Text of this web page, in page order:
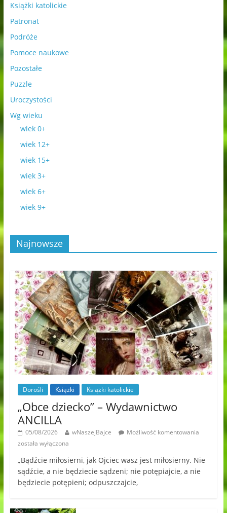
Książki katolickie
Patronat
Podróże
Pomoce naukowe
Pozostałe
Puzzle
Uroczystości
Wg wieku
wiek 0+
wiek 12+
wiek 15+
wiek 3+
wiek 6+
wiek 9+
Najnowsze
Dorośli Książki Książki katolickie
„Obce dziecko” – Wydawnictwo
ANCILLA
05/08/2026 wNaszejBajce
Możliwość komentowania
została wyłączona
„Bądźcie miłosierni, jak Ojciec wasz jest miłosierny. Nie
sądźcie, a nie będziecie sądzeni; nie potępiajcie, a nie
będziecie potępieni; odpuszczajcie,